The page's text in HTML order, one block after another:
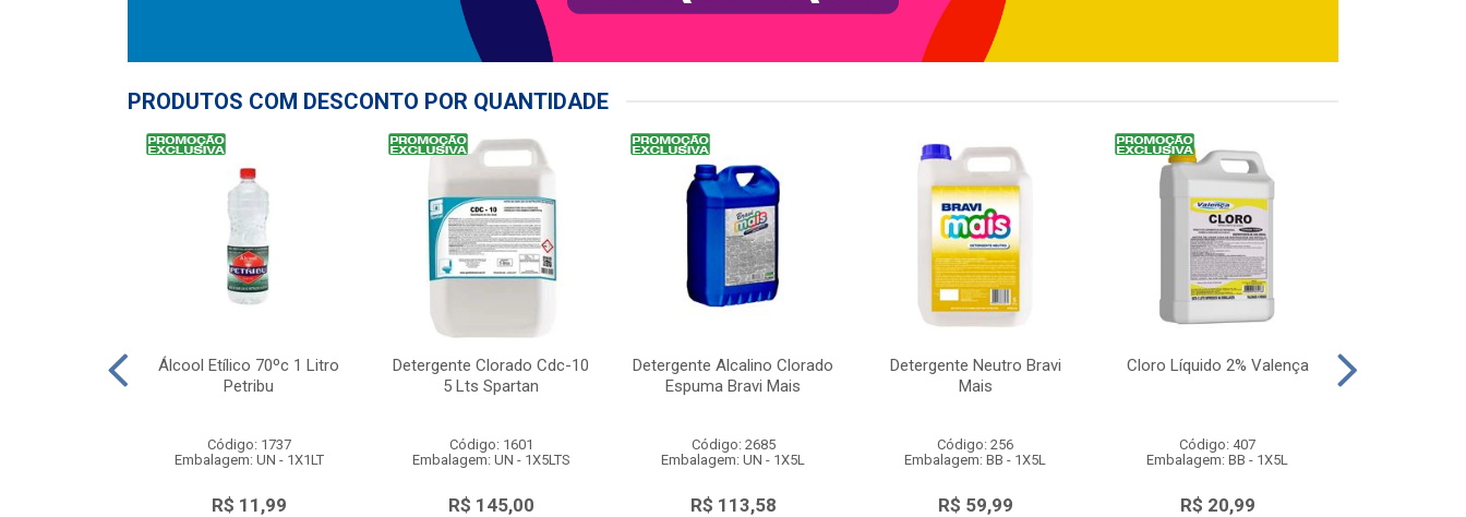
PRODUTOS COM DESCONTO POR QUANTIDADE
Álcool Etílico 70ºc 1 Litro
Petribu
Código: 1737
Embalagem: UN - 1X1LT
R$ 11,99
Detergente Clorado Cdc-10
5 Lts Spartan
Código: 1601
Embalagem: UN - 1X5LTS
R$ 145,00
Detergente Alcalino Clorado
Espuma Bravi Mais
Código: 2685
Embalagem: UN - 1X5L
R$ 113,58
Detergente Neutro Bravi
Mais
Código: 256
Embalagem: BB - 1X5L
R$ 59,99
Cloro Líquido 2% Valença
Código: 407
Embalagem: BB - 1X5L
R$ 20,99